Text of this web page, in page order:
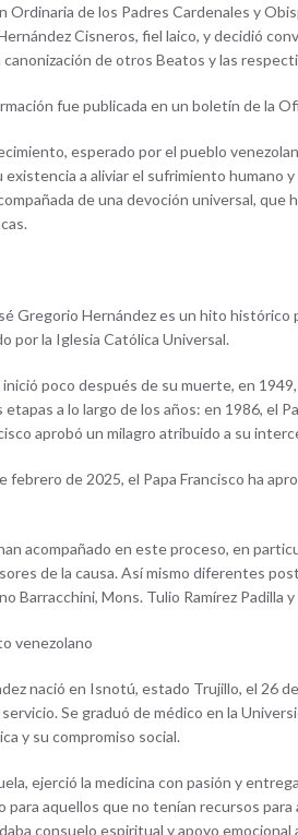
Ordinaria de los Padres Cardenales y
Cisneros, fiel laico, y decidió
de otros Beatos y las
fue publicada en un boletín de la
esperado por el pueblo
a aliviar el sufrimiento humano
de una devoción universal, que
Gregorio Hernández es un hito
por la Iglesia Católica Universal.
poco después de su muerte, en
a lo largo de los años: en 1986, el
aprobó un milagro atribuido a su
febrero de 2025, el Papa Francisco ha
acompañado en este proceso, en
de la causa. Así mismo diferentes
Barracchini, Mons. Tulio Ramírez Padilla
venezolano
nació en Isnotú, estado Trujillo, el 26
Se graduó de médico en la
y su compromiso social.
ejerció la medicina con pasión y
aquellos que no tenían recursos
consuelo espiritual y apoyo emocional